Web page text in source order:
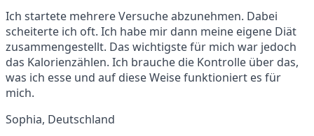
Ich startete mehrere Versuche abzunehmen. Dabei
scheiterte ich oft. Ich habe mir dann meine eigene Diät
zusammengestellt. Das wichtigste für mich war jedoch
das Kalorienzählen. Ich brauche die Kontrolle über das,
was ich esse und auf diese Weise funktioniert es für
mich.
Sophia, Deutschland